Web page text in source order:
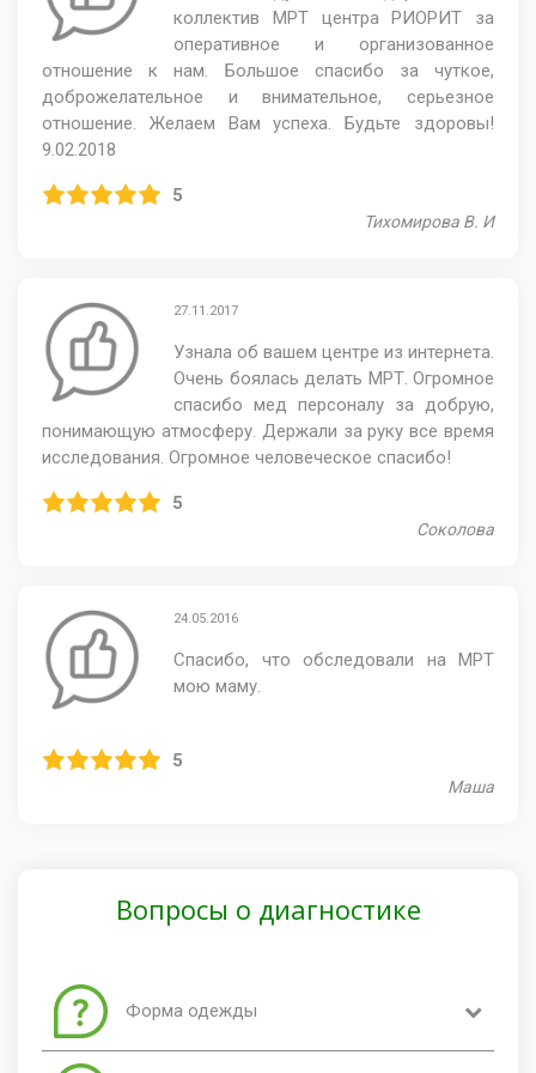
коллектив МРТ центра РИОРИТ за
оперативное и организованное
отношение к нам. Большое спасибо за чуткое,
доброжелательное и внимательное, серьезное
отношение. Желаем Вам успеха. Будьте здоровы!
9.02.2018
5
Тихомирова В. И
27.11.2017
Узнала об вашем центре из интернета.
Очень боялась делать МРТ. Огромное
спасибо мед персоналу за добрую,
понимающую атмосферу. Держали за руку все время
исследования. Огромное человеческое спасибо!
5
Соколова
24.05.2016
Спасибо, что обследовали на МРТ
мою маму.
5
Маша
Вопросы о диагностике
Форма одежды